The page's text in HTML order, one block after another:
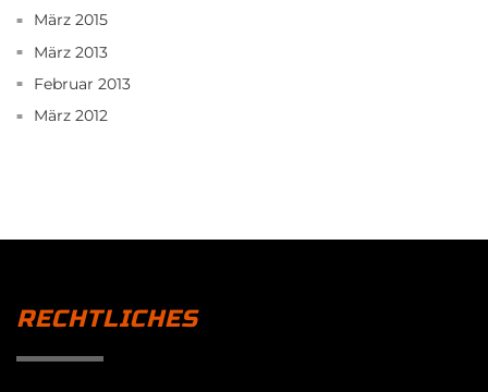
März 2015
März 2013
Februar 2013
März 2012
RECHTLICHES